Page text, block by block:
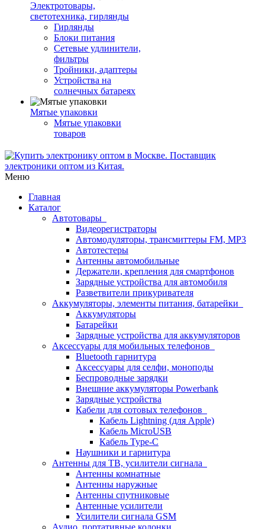
Электротовары,
светотехника, гирлянды
Гирлянды
Блоки питания
Сетевые удлинители,
фильтры
Тройники, адаптеры
Устройства на
солнечных батареях
Мятые упаковки
Мятые упаковки
товаров
Меню
Главная
Каталог
Автотовары
Видеорегистраторы
Автомодуляторы, трансмиттеры FM, MP3
Автотестеры
Антенны автомобильные
Держатели, крепления для смартфонов
Зарядные устройства для автомобиля
Разветвители прикуривателя
Аккумуляторы, элементы питания, батарейки
Аккумуляторы
Батарейки
Зарядные устройства для аккумуляторов
Аксессуары для мобильных телефонов
Bluetooth гарнитура
Аксессуары для селфи, моноподы
Беспроводные зарядки
Внешние аккумуляторы Powerbank
Зарядные устройства
Кабели для сотовых телефонов
Кабель Lightning (для Apple)
Кабель MicroUSB
Кабель Type-C
Наушники и гарнитура
Антенны для ТВ, усилители сигнала
Антенны комнатные
Антенны наружные
Антенны спутниковые
Антенные усилители
Усилители сигнала GSM
Аудио, портативные колонки